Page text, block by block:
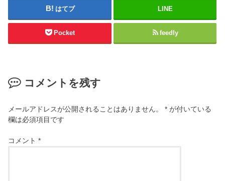
はてブ LINE
Pocket feedly
コメントを残す
メールアドレスが公開されることはありません。 * が付いている
欄は必須項目です
コメント*